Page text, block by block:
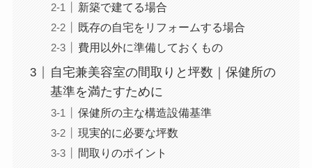
新築で建てる場合
既存の自宅をリフォームする場合
費用以外に準備しておくもの
自宅兼美容室の間取りと坪数｜保健所の
基準を満たすために
保健所の主な構造設備基準
現実的に必要な坪数
間取りのポイント